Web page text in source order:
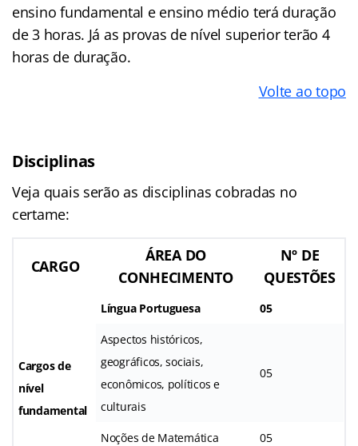
ensino fundamental e ensino médio terá duração
de 3 horas. Já as provas de nível superior terão 4
horas de duração.
Volte ao topo
Disciplinas
Veja quais serão as disciplinas cobradas no
certame:
CARGO
ÁREA DO
CONHECIMENTO
Nº DE
QUESTÕES
Cargos de
nível
fundamental
Língua Portuguesa 05
Aspectos históricos,
geográficos, sociais,
econômicos, políticos e
culturais
05
Noções de Matemática 05